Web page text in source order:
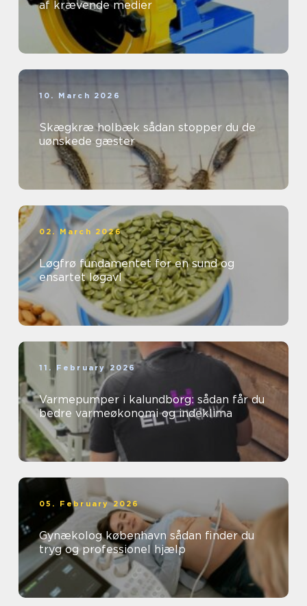
af krævende medier
10. March 2026
Skægkræ holbæk sådan stopper du de
uønskede gæster
02. March 2026
Løgfrø fundamentet for en sund og
ensartet løgavl
11. February 2026
Varmepumper i kalundborg: sådan får du
bedre varmeøkonomi og indeklima
05. February 2026
Gynækolog københavn sådan finder du
tryg og professionel hjælp